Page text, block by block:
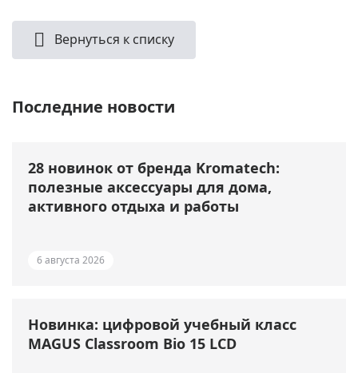
Вернуться к списку
Последние новости
28 новинок от бренда Kromatech:
полезные аксессуары для дома,
активного отдыха и работы
6 августа 2026
Новинка: цифровой учебный класс
MAGUS Classroom Bio 15 LCD